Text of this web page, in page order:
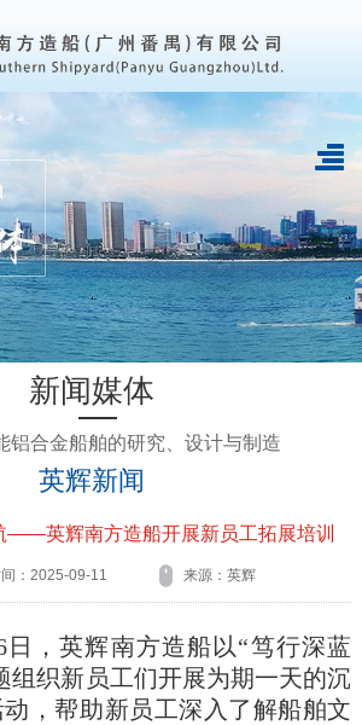
新闻媒体
铝合金船舶的研究、设计与制造
英辉新闻
——英辉南方造船开展新员工拓展培训
：2025-09-11 来源：英辉
日，英辉南方造船以“笃行深蓝
组织新员工们开展为期一天的沉
，帮助新员工深入了解船舶文